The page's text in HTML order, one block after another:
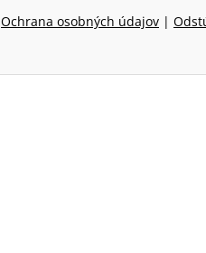
Ochrana osobných údajov |